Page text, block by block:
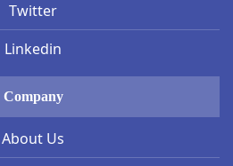
Twitter
Linkedin
Company
About Us